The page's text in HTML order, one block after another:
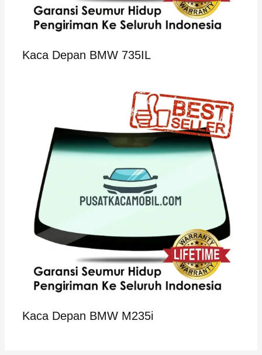
Kaca Depan BMW 735IL
Kaca Depan BMW M235i